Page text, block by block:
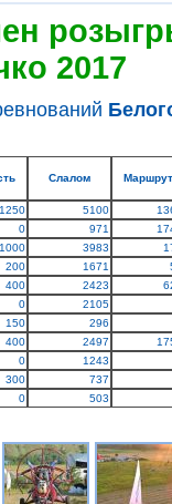
2017
Слалом Маршрут
1250 5100
0 971
1000 3983
200 1671
400 2423
0
2105
150
296
400 2497
0
1243
300
737
0 503